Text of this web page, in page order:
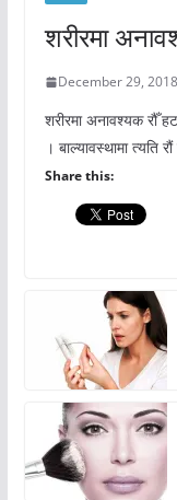
शरीरमा
December 29, 2018
शरीरमा अनावश्यक रौँ
। बाल्यावस्थामा त्यति
Share this: